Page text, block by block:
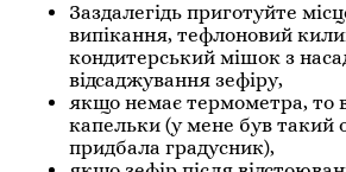
Заздалегідь приготуйте
випікання, тефлоновий
кондитерський мішок з
відсаджування зефіру,
якщо немає термометра, то
капельки (у мене був такий
придбала градусник),